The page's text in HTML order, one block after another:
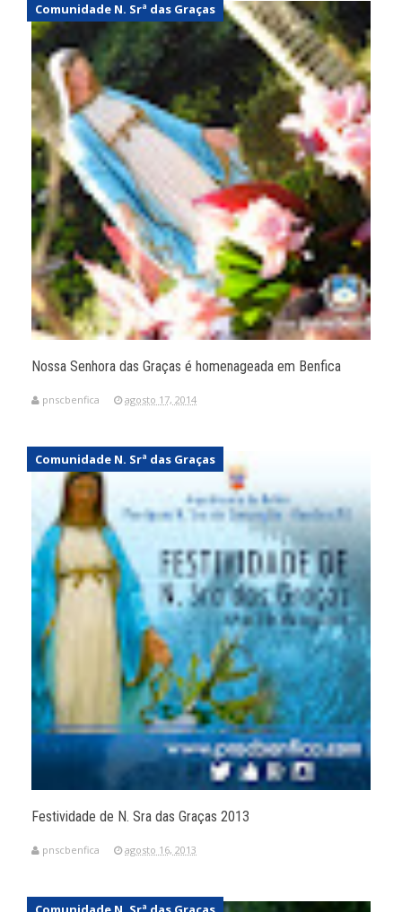
Nossa Senhora das Graças é homenageada em Benfica
Comunidade N. Srª das Graças
pnscbenfica agosto 17, 2014
Festividade de N. Sra das Graças 2013
Comunidade N. Srª das Graças
pnscbenfica agosto 16, 2013